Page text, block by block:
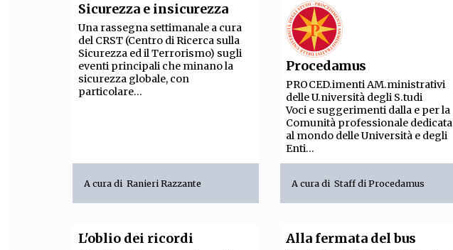
Sicurezza e insicurezza
Una rassegna settimanale a cura
del CRST (Centro di Ricerca sulla
Sicurezza ed il Terrorismo) sugli
eventi principali che minano la
sicurezza globale, con
particolare...
A cura di Ranieri Razzante
Procedamus
PROCED.imenti AM.ministrativi
delle U.niversità degli S.tudi
Voci e suggerimenti dalla e per la
Comunità professionale dedicata
al mondo delle Università e degli
Enti...
A cura diStaff di Procedamus
L'oblio dei ricordi Alla fermata del bus